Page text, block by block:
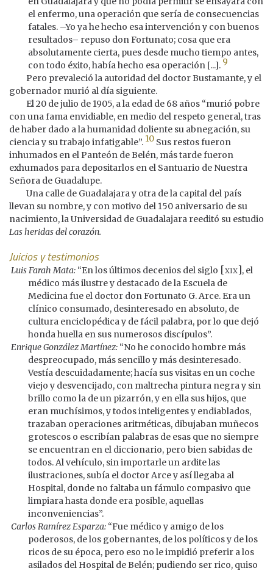
el enfermo, una operación que sería de consecuencias
fatales. –Yo ya he hecho esa intervención y con buenos
resultados– repuso don Fortunato; cosa que era
absolutamente cierta, pues desde mucho tiempo antes,
con todo éxito, había hecho esa operación [...]. 9
Pero prevaleció la autoridad del doctor Bustamante, y el
gobernador murió al día siguiente.
El 20 de julio de 1905, a la edad de 68 años “murió pobre
con una fama envidiable, en medio del respeto general, tras
de haber dado a la humanidad doliente su abnegación, su
ciencia y su trabajo infatigable”. 10 Sus restos fueron
inhumados en el Panteón de Belén, más tarde fueron
exhumados para depositarlos en el Santuario de Nuestra
Señora de Guadalupe.
Una calle de Guadalajara y otra de la capital del país
llevan su nombre, y con motivo del 150 aniversario de su
nacimiento, la Universidad de Guadalajara reeditó su estudio
Las heridas del corazón.
Juicios y testimonios
Luis Farah Mata:“En los últimos decenios del siglo [xix], el
médico más ilustre y destacado de la Escuela de
Medicina fue el doctor don Fortunato G. Arce. Era un
clínico consumado, desinteresado en absoluto, de
cultura enciclopédica y de fácil palabra, por lo que dejó
honda huella en sus numerosos discípulos”.
Enrique González Martínez:“No he conocido hombre más
despreocupado, más sencillo y más desinteresado.
Vestía descuidadamente; hacía sus visitas en un coche
viejo y desvencijado, con maltrecha pintura negra y sin
brillo como la de un pizarrón, y en ella sus hijos, que
eran muchísimos, y todos inteligentes y endiablados,
trazaban operaciones aritméticas, dibujaban muñecos
grotescos o escribían palabras de esas que no siempre
se encuentran en el diccionario, pero bien sabidas de
todos. Al vehículo, sin importarle un ardite las
ilustraciones, subía el doctor Arce y así llegaba al
Hospital, donde no faltaba un fámulo compasivo que
limpiara hasta donde era posible, aquellas
inconveniencias”.
Carlos Ramírez Esparza:“Fue médico y amigo de los
poderosos, de los gobernantes, de los políticos y de los
ricos de su época, pero eso no le impidió preferir a los
asilados del Hospital de Belén; pudiendo ser rico, quiso